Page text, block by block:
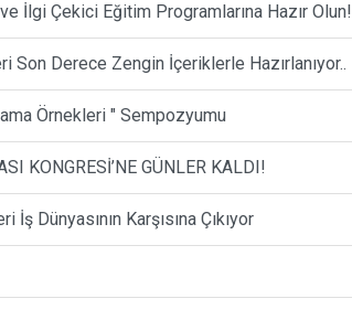
İlgi Çekici Eğitim Programlarına Hazır Olun!
Son Derece Zengin İçeriklerle Hazırlanıyor..
Örnekleri " Sempozyumu
KONGRESİ’NE GÜNLER KALDI!
Dünyasının Karşısına Çıkıyor